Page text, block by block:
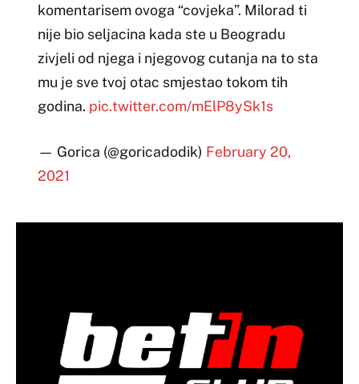
komentarisem ovoga “covjeka”. Milorad ti
nije bio seljacina kada ste u Beogradu
zivjeli od njega i njegovog cutanja na to sta
mu je sve tvoj otac smjestao tokom tih
godina. pic.twitter.com/mElP8ySk1s
— Gorica (@goricadodik) February 20,
2021